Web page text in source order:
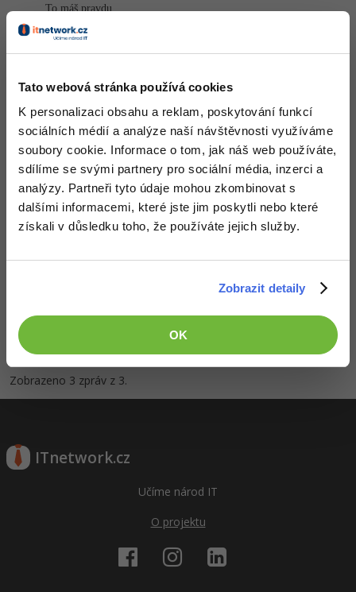
Tato webová stránka používá cookies
K personalizaci obsahu a reklam, poskytování funkcí
sociálních médií a analýze naší návštěvnosti využíváme
soubory cookie. Informace o tom, jak náš web používáte,
sdílíme se svými partnery pro sociální média, inzerci a
analýzy. Partneři tyto údaje mohou zkombinovat s
dalšími informacemi, které jste jim poskytli nebo které
získali v důsledku toho, že používáte jejich služby.
Zobrazit detaily
OK
Copywriter
Algoritmy
Pro děti
Více
Fórum
Time management
Linux
Sítě
Kybernetická bezpečnost
Elektronický podpis
Fórum
Ostatní
To máš pravdu,
Nahoru Odpovědět
nejkvalitnější. Proto do nich také mohou přispívat pouze
registrovaní členové. Pro zapojení do diskuze se
Zobrazeno 3 zpráv z 3.
ITnetwork.cz
Učíme národ IT
O projektu